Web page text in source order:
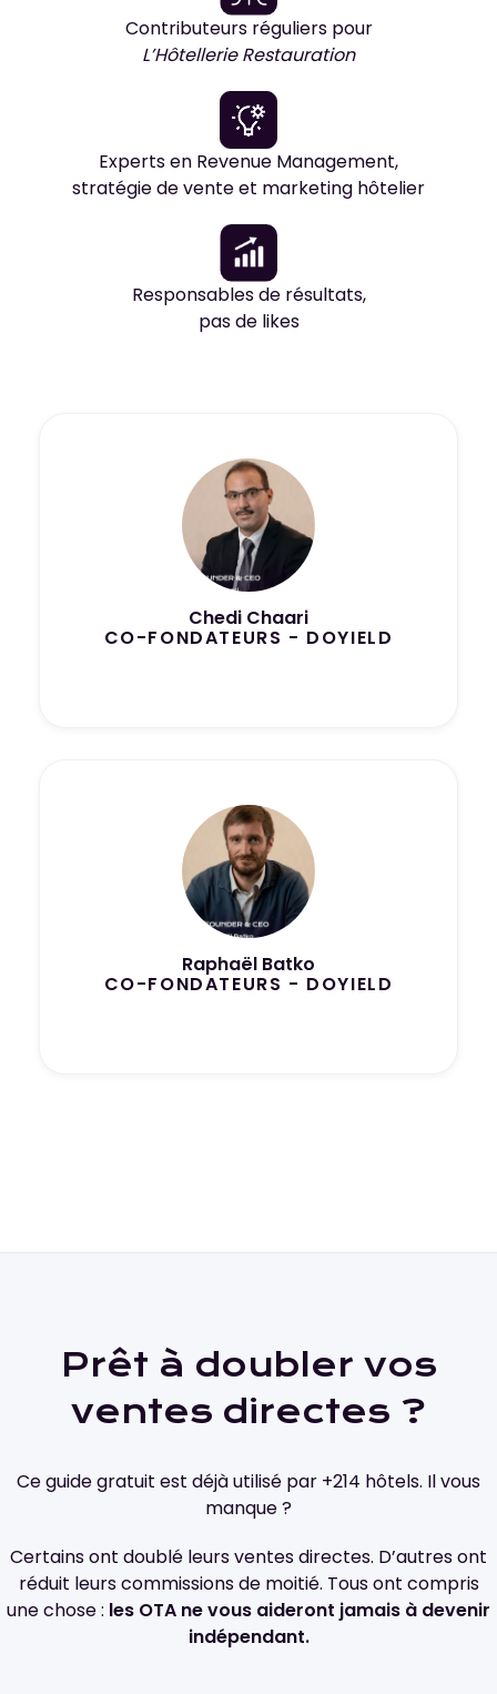
Contributeurs réguliers pour
L’Hôtellerie Restauration
Experts en Revenue Management,
stratégie de vente et marketing hôtelier
Responsables de résultats,
pas de likes
Chedi Chaari
CO-FONDATEURS - DOYIELD
Raphaël Batko
CO-FONDATEURS - DOYIELD
Prêt à doubler vos
ventes directes ?
Ce guide gratuit est déjà utilisé par +214 hôtels. Il vous
manque ?
Certains ont doublé leurs ventes directes. D’autres ont
réduit leurs commissions de moitié. Tous ont compris
une chose : les OTA ne vous aideront jamais à devenir
indépendant.